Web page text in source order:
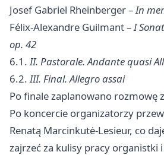
Josef Gabriel Rheinberger –In
Félix-Alexandre Guilmant –I
op. 42
6.1.II. Pastorale. Andante quasi
6.2.III. Final. Allegro assai
Po finale zaplanowano rozmowę
Po koncercie organizatorzy
Renatą Marcinkutė-Lesieur, co
zajrzeć za kulisy pracy organistki